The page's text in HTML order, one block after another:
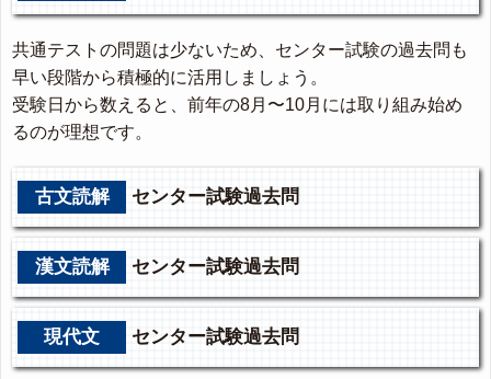
共通テストの問題は少ないため、センター試験の過去問も
早い段階から積極的に活用しましょう。
受験日から数えると、前年の8月〜10月には取り組み始め
るのが理想です。
古文読解 センター試験過去問
漢文読解 センター試験過去問
現代文 センター試験過去問